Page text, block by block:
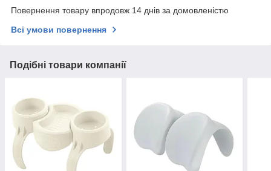
Повернення товару впродовж 14 днів за домовленістю
Всі умови повернення
Подібні товари компанії